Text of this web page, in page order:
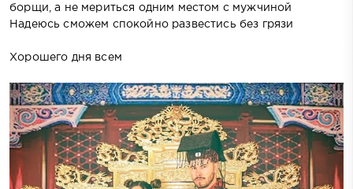
борщи, а не мериться одним местом с мужчиной
Надеюсь сможем спокойно развестись без грязи
Хорошего дня всем